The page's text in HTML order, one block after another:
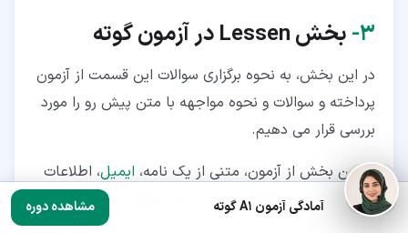
۳‏- بخشLessenدر آزمون گوته
در این بخش، به نحوه برگزاری سوالات این قسمت از آزمون
پرداخته و سوالات و نحوه مواجهه با متن پیش رو را مورد
بررسی قرار می دهیم.
در این بخش از آزمون، متنی از یک نامه، ایمیل، اطلاعات
روی شیشه یک مغازه و از این دست موارد ارائه می شود.
آمادگی آزمون A1 گوته مشاهده دوره